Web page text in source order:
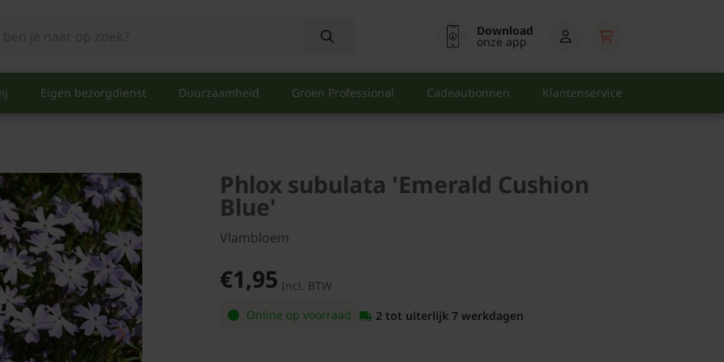
Download
onze app
Eigen bezorgdienst Duurzaamheid Groen Professional Cadeaubonnen Klantenservice
Phlox subulata 'Emerald Cushion
Blue'
Vlambloem
€1,95 Incl. BTW
Online op voorraad
2 tot uiterlijk 7 werkdagen